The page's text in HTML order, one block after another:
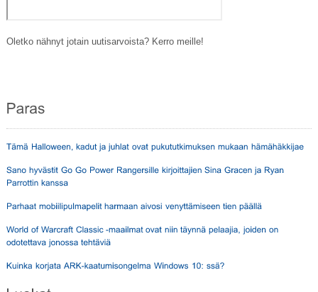
Oletko nähnyt jotain uutisarvoista? Kerro meille!